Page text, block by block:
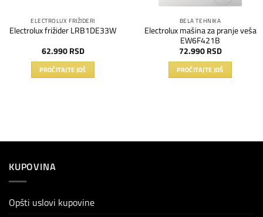
ELECTROLUX FRIŽIDERI
Electrolux frižider LRB1DE33W
62.990 RSD
PROČITAJTE JOŠ
BELA TEHNIKA
Electrolux mašina za pranje veša
EW6F421B
72.990 RSD
PROČITAJTE JOŠ
KUPOVINA
Opšti uslovi kupovine